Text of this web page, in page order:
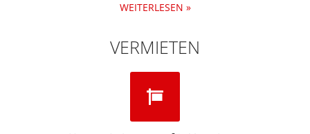
WEITERLESEN »
VERMIETEN